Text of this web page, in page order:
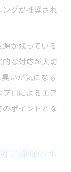
グが推奨され
が残っている
な対応が大切
いが気になる
ロによるエア
ポイントとな
ぐ掃除のポ